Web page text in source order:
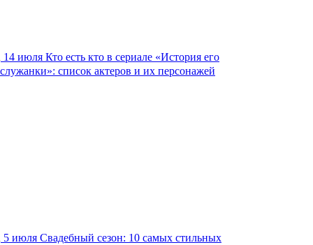
14 июля Кто есть кто в сериале «История его
служанки»: список актеров и их персонажей
5 июля Свадебный сезон: 10 самых стильных